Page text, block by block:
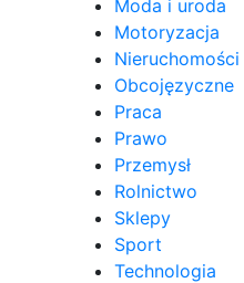
Moda i uroda
Motoryzacja
Nieruchomości
Obcojęzyczne
Praca
Prawo
Przemysł
Rolnictwo
Sklepy
Sport
Technologia